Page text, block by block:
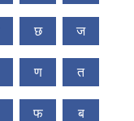
छ ज
ण त
फ ब